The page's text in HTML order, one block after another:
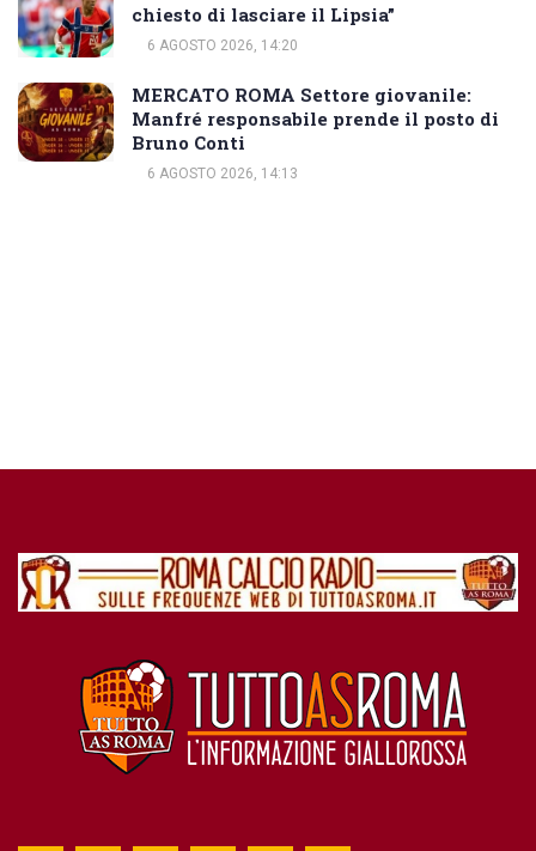
chiesto di lasciare il Lipsia”
6 AGOSTO 2026, 14:20
MERCATO ROMA Settore giovanile:
Manfré responsabile prende il posto di
Bruno Conti
6 AGOSTO 2026, 14:13